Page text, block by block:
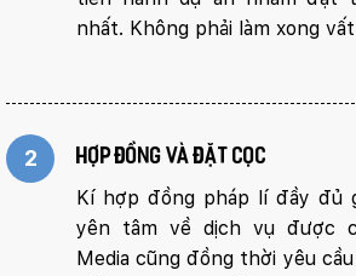
nhất. Không phải làm xong
2
Hợp đồng và đặt cọc
Kí hợp đồng pháp lí đầy đủ
yên tâm về dịch vụ được
Media cũng đồng thời yêu